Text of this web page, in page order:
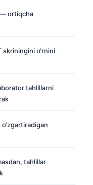
— ortiqcha
skriningini o‘rnini
tahlillarni
tahlillar